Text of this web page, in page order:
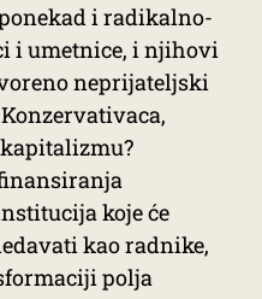
i radikalno-
i umetnice, i njihovi
neprijateljski
koje će
kao radnike,
polja